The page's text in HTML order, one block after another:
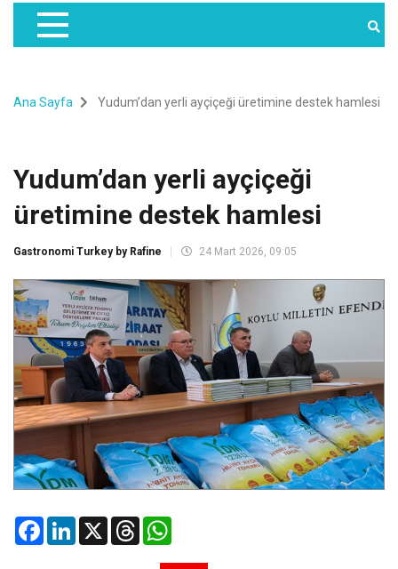
Ana Sayfa Yudum’dan yerli ayçiçeği üretimine destek hamlesi
Yudum’dan yerli ayçiçeği
üretimine destek hamlesi
Gastronomi Turkey by Rafine 24 Mart 2026, 09:05
FacebookLinkedIn
X Threads